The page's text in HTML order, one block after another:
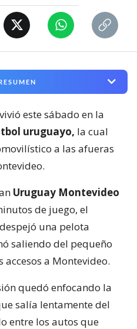
este sábado en la
uruguayo, la cual
a las afueras
Uruguay Montevideo
de juego, el
despejó una pelota
saliendo del pequeño
a Montevideo.
quedó enfocando la
salía lentamente del
entre los autos que